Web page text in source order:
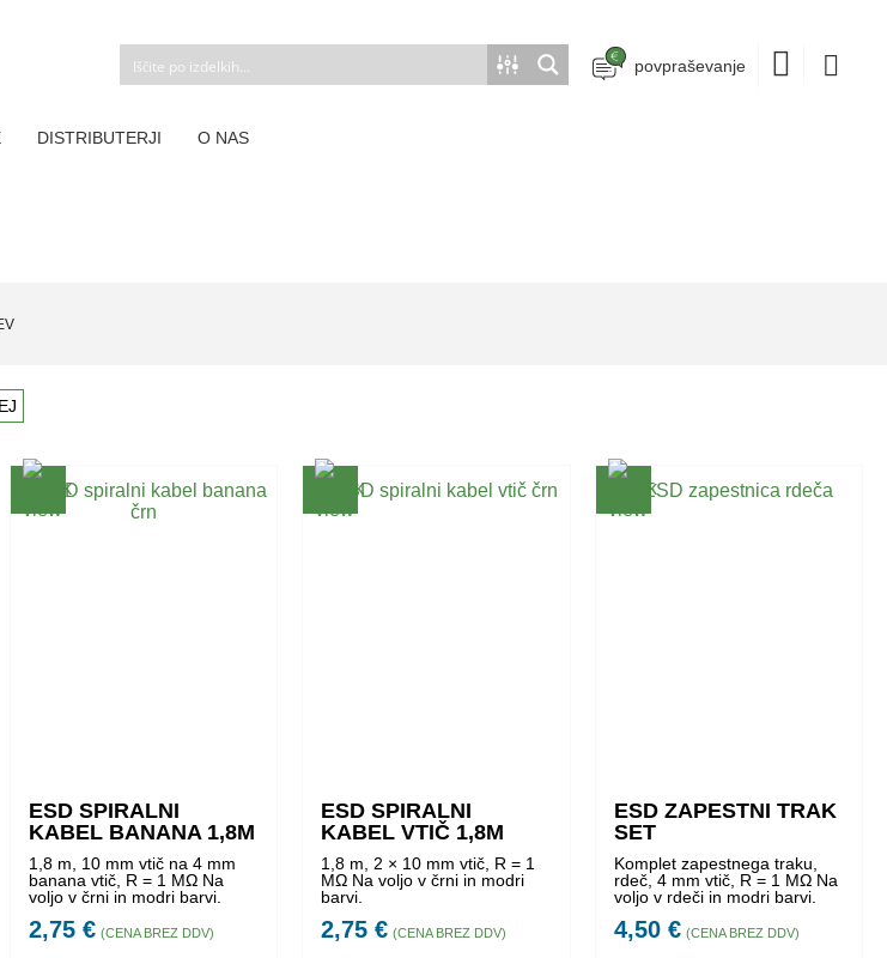
povpraševanje
DISTRIBUTERJI O NAS
ESD SPIRALNI
KABEL BANANA 1,8M
1,8 m, 10 mm vtič na 4 mm
banana vtič, R = 1 MΩ Na
voljo v črni in modri barvi.
2,75 € (CENA BREZ DDV)
ESD SPIRALNI
KABEL VTIČ 1,8M
1,8 m, 2 × 10 mm vtič, R = 1
MΩ Na voljo v črni in modri
barvi.
2,75 € (CENA BREZ DDV)
ESD ZAPESTNI TRAK
SET
Komplet zapestnega traku,
rdeč, 4 mm vtič, R = 1 MΩ Na
voljo v rdeči in modri barvi.
4,50 € (CENA BREZ DDV)